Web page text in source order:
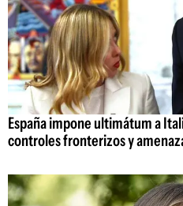
España impone ultimátum a
controles fronterizos y